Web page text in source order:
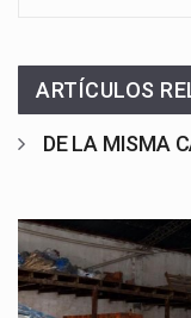
ARTÍCULOS
DE LA MISMA